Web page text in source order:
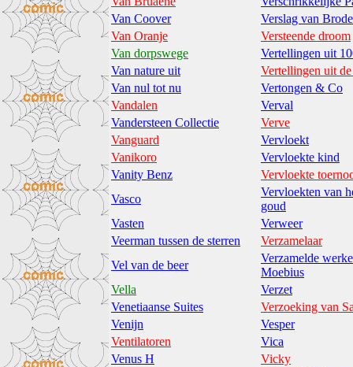
Van Coover
Verslag van
Van Oranje
Versteende droom
Van dorpswege
Vertellingen uit
Van nature uit
Vertellingen uit
Van nul tot nu
Vertongen & Co
Vandalen
Verval
Vandersteen Collectie
Verve
Vanguard
Vervloekt
Vanikoro
Vervloekte kind
Vanity Benz
Vervloekte
Vasco
Vervloekten van
goud
Vasten
Verweer
Veerman tussen de sterren
Verzamelaar
Vel van de beer
Verzamelde
Moebius
Vella
Verzet
Venetiaanse Suites
Verzoeking van
Venijn
Vesper
Ventilatoren
Vica
Venus H
Vicky